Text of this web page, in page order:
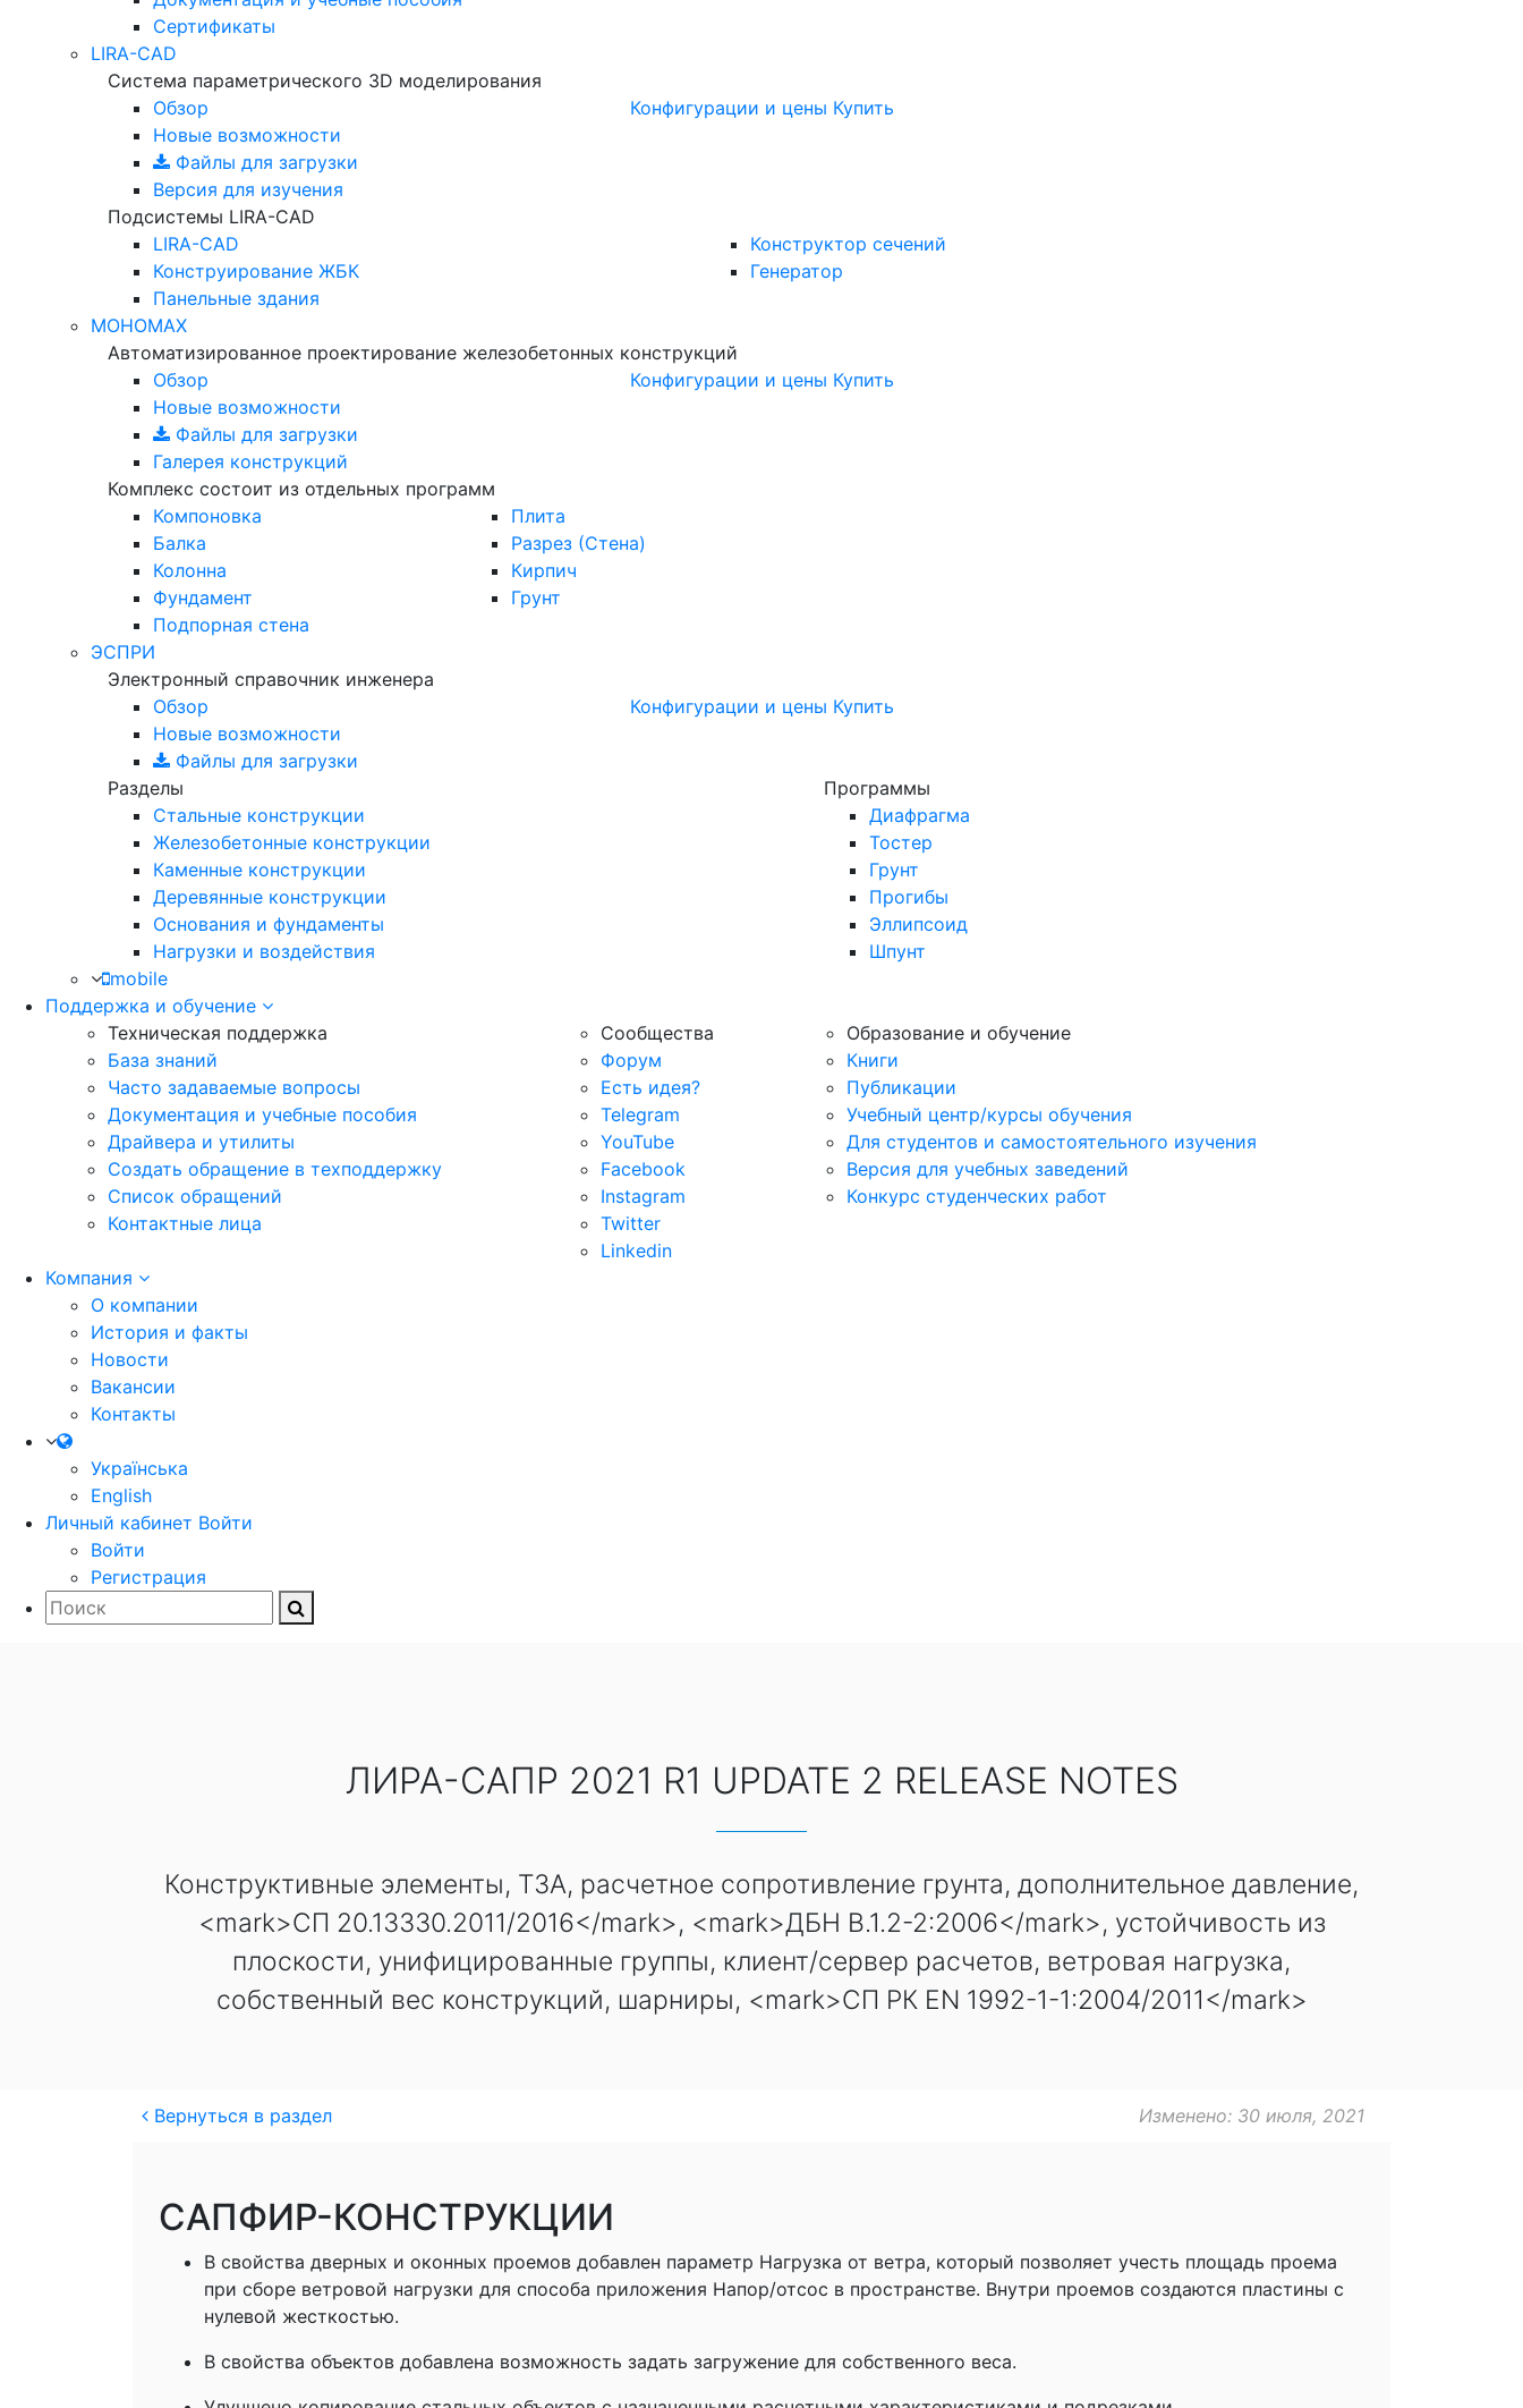
Сертификаты
LIRA-CAD
Система параметрического 3D моделирования
Обзор
Новые возможности
Файлы для загрузки
Версия для изучения
Конфигурации и цены Купить
Подсистемы LIRA-CAD
LIRA-CAD
Конструирование ЖБК
Панельные здания
Конструктор сечений
Генератор
МОНОМАХ
Автоматизированное проектирование железобетонных конструкций
Обзор
Новые возможности
Файлы для загрузки
Галерея конструкций
Конфигурации и цены Купить
Комплекс состоит из отдельных программ
Компоновка
Балка
Колонна
Фундамент
Подпорная стена
Плита
Разрез (Стена)
Кирпич
Грунт
ЭСПРИ
Электронный справочник инженера
Обзор
Новые возможности
Файлы для загрузки
Конфигурации и цены Купить
Разделы
Программы
Стальные конструкции
Железобетонные конструкции
Каменные конструкции
Деревянные конструкции
Основания и фундаменты
Нагрузки и воздействия
Диафрагма
Тостер
Грунт
Прогибы
Эллипсоид
Шпунт
mobile
Поддержка и обучение
Техническая поддержка
База знаний
Часто задаваемые вопросы
Документация и учебные пособия
Драйвера и утилиты
Создать обращение в техподдержку
Список обращений
Контактные лица
Сообщества
Форум
Есть идея?
Telegram
YouTube
Facebook
Instagram
Twitter
Linkedin
Образование и обучение
Книги
Публикации
Учебный центр/курсы обучения
Для студентов и самостоятельного изучения
Версия для учебных заведений
Конкурс студенческих работ
Компания
О компании
История и факты
Новости
Вакансии
Контакты
Українська
English
Личный кабинет Войти
Войти
Регистрация
ЛИРА-САПР 2021 R1 UPDATE 2 RELEASE NOTES
Конструктивные элементы, ТЗА, расчетное сопротивление грунта, дополнительное давление,
<mark>СП 20.13330.2011/2016</mark>, <mark>ДБН В.1.2-2:2006</mark>, устойчивость из
плоскости, унифицированные группы, клиент/сервер расчетов, ветровая нагрузка,
собственный вес конструкций, шарниры, <mark>СП РК EN 1992-1-1:2004/2011</mark>
Вернуться в раздел Изменено: 30 июля, 2021
САПФИР-КОНСТРУКЦИИ
В свойства дверных и оконных проемов добавлен параметр Нагрузка от ветра, который позволяет учесть площадь проема
при сборе ветровой нагрузки для способа приложения Напор/отсос в пространстве. Внутри проемов создаются пластины с
нулевой жесткостью.
В свойства объектов добавлена возможность задать загружение для собственного веса.